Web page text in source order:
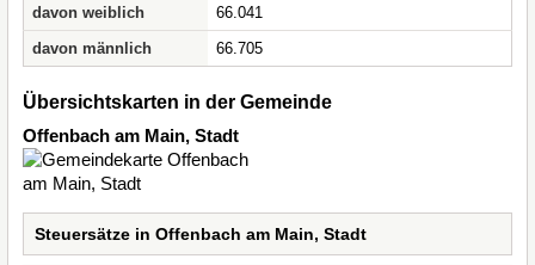
davon weiblich
66.041
davon männlich
66.705
Übersichtskarten in der Gemeinde
Offenbach am Main, Stadt
Steuersätze in Offenbach am Main, Stadt